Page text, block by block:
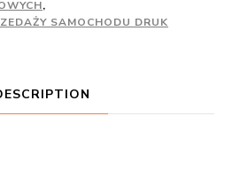
,
SAMOCHODU DRUK